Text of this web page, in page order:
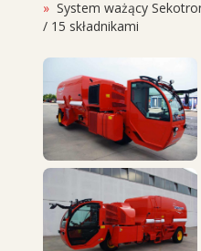
System ważący
/ 15 składnikami